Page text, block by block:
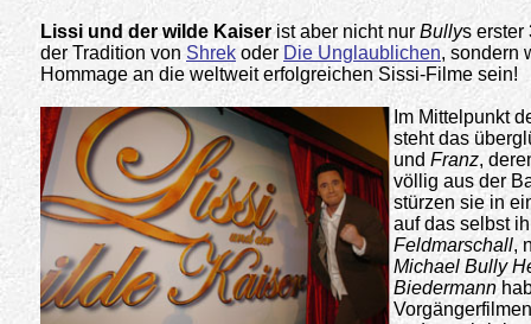
Lissi und der wilde Kaiserist aber nicht nurBullys erster
der Tradition von Shrek oder Die Unglaublichen, sondern
Hommage an die weltweit erfolgreichen Sissi-Filme sein!
Im Mittelpunkt
steht das
und Franz,
völlig aus der
stürzen sie in
auf das selbst
Feldmarschall,
Michael Bully
Biedermann